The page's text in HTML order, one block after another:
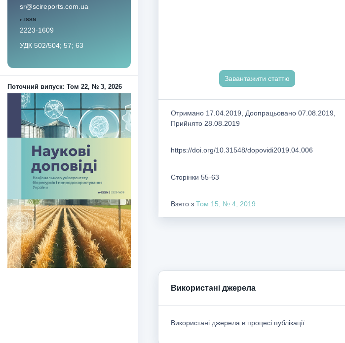
sr@scireports.com.ua
e-ISSN
2223-1609
УДК 502/504; 57; 63
Поточний випуск: Том 22, № 3, 2026
Завантажити статтю
Отримано 17.04.2019, Доопрацьовано 07.08.2019,
Прийнято 28.08.2019
https://doi.org/10.31548/dopovidi2019.04.006
Сторінки 55-63
Взято з Том 15, № 4, 2019
Використані джерела
Використані джерела в процесі публікації